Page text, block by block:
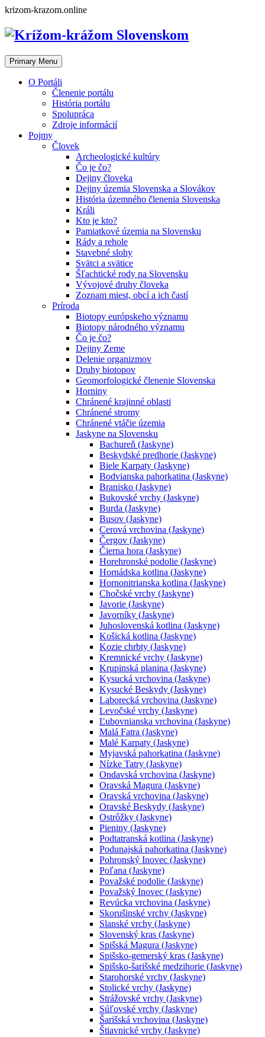
Skip
content
krizom-krazom.online
Primary Menu
O Portáli
Členenie portálu
História portálu
Spolupráca
Zdroje informácií
Pojmy
Človek
Archeologické kultúry
Čo je čo?
Dejiny človeka
Dejiny územia Slovenska a Slovákov
História územného členenia Slovenska
Králi
Kto je kto?
Pamiatkové územia na Slovensku
Rády a rehole
Stavebné slohy
Svätci a svätice
Šľachtické rody na Slovensku
Vývojové druhy človeka
Zoznam miest, obcí a ich častí
Príroda
Biotopy európskeho významu
Biotopy národného významu
Čo je čo?
Dejiny Zeme
Delenie organizmov
Druhy biotopov
Geomorfologické členenie Slovenska
Horniny
Chránené krajinné oblasti
Chránené stromy
Chránené vtáčie územia
Jaskyne na Slovensku
Bachureň (Jaskyne)
Beskydské predhorie (Jaskyne)
Biele Karpaty (Jaskyne)
Bodvianska pahorkatina (Jaskyne)
Branisko (Jaskyne)
Bukovské vrchy (Jaskyne)
Burda (Jaskyne)
Busov (Jaskyne)
Cerová vrchovina (Jaskyne)
Čergov (Jaskyne)
Čierna hora (Jaskyne)
Horehronské podolie (Jaskyne)
Hornádska kotlina (Jaskyne)
Hornonitrianska kotlina (Jaskyne)
Chočské vrchy (Jaskyne)
Javorie (Jaskyne)
Javorníky (Jaskyne)
Juhoslovenská kotlina (Jaskyne)
Košická kotlina (Jaskyne)
Kozie chrbty (Jaskyne)
Kremnické vrchy (Jaskyne)
Krupinská planina (Jaskyne)
Kysucká vrchovina (Jaskyne)
Kysucké Beskydy (Jaskyne)
Laborecká vrchovina (Jaskyne)
Levočské vrchy (Jaskyne)
Ľubovnianska vrchovina (Jaskyne)
Malá Fatra (Jaskyne)
Malé Karpaty (Jaskyne)
Myjavská pahorkatina (Jaskyne)
Nízke Tatry (Jaskyne)
Ondavská vrchovina (Jaskyne)
Oravská Magura (Jaskyne)
Oravská vrchovina (Jaskyne)
Oravské Beskydy (Jaskyne)
Ostrôžky (Jaskyne)
Pieniny (Jaskyne)
Podtatranská kotlina (Jaskyne)
Podunajská pahorkatina (Jaskyne)
Pohronský Inovec (Jaskyne)
Poľana (Jaskyne)
Považské podolie (Jaskyne)
Považský Inovec (Jaskyne)
Revúcka vrchovina (Jaskyne)
Skorušinské vrchy (Jaskyne)
Slanské vrchy (Jaskyne)
Slovenský kras (Jaskyne)
Spišská Magura (Jaskyne)
Spišsko-gemerský kras (Jaskyne)
Spišsko-šarišské medzihorie (Jaskyne)
Starohorské vrchy (Jaskyne)
Stolické vrchy (Jaskyne)
Strážovské vrchy (Jaskyne)
Súľovské vrchy (Jaskyne)
Šarišská vrchovina (Jaskyne)
Štiavnické vrchy (Jaskyne)